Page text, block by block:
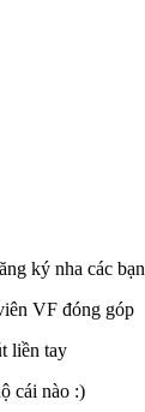
ký nha các bạn
VF đóng góp
liền tay
cái nào :)